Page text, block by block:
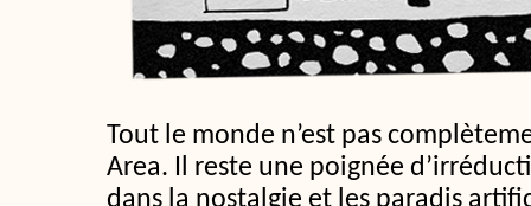
Tout le monde n’est pas
Area. Il reste une poignée
dans la nostalgie et les paradis